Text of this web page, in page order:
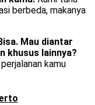
berbeda, makanya
Mau diantar
khusus lainnya?
kamu